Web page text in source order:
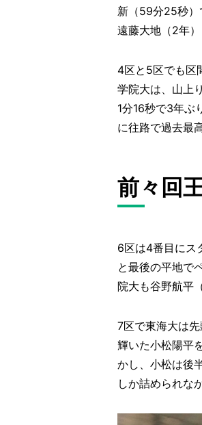
新（59分25秒）
遠藤大地（2年
4区と5区でも区
学院大は、山上
1分16秒で3年ぶ
に往路で過去最
前々回
6区は4番目にス
と最後の平地で
院大も谷野航平
7区で東海大は
輝いた小松陽平
かし、小松は後
しか詰められな